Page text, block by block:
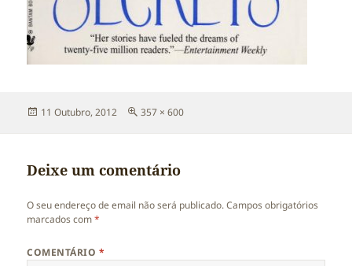
Publicado
11 Outubro, 2012
Tamanho
357 × 600
Deixe um comentário
O seu endereço de email não será publicado. Campos obrigatórios
marcados com*
COMENTÁRIO *